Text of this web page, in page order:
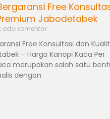
Free
Jabodetabek
ada komentar
Free Konsultasi dan
– Harga Kanopi Kaca Per
merupakan salah satu
dengan